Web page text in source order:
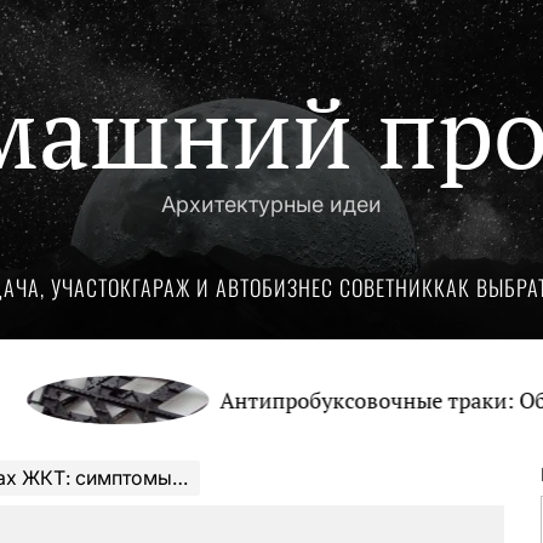
Архитектурные идеи
УЧАСТОКГАРАЖ И АВТОБИЗНЕС СОВЕТНИККАК
Антипробуксовочные траки: Обзор и
и методы лечение